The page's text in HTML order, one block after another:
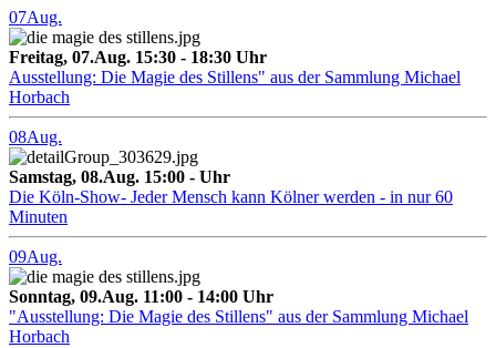
07Aug.
Freitag, 07.Aug. 15:30 - 18:30 Uhr
Ausstellung: Die Magie des Stillens" aus der Sammlung Michael
Horbach
08Aug.
Samstag, 08.Aug. 15:00 - Uhr
Die Köln-Show- Jeder Mensch kann Kölner werden - in nur 60
Minuten
09Aug.
Sonntag, 09.Aug. 11:00 - 14:00 Uhr
"Ausstellung: Die Magie des Stillens" aus der Sammlung Michael
Horbach